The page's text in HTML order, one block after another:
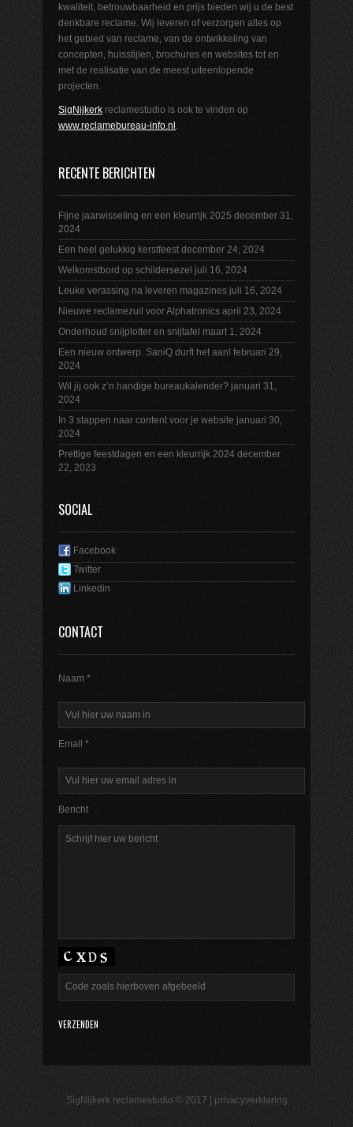
kwaliteit, betrouwbaarheid en prijs bieden wij u de best
denkbare reclame. Wij leveren of verzorgen alles op
het gebied van reclame, van de ontwikkeling van
concepten, huisstijlen, brochures en websites tot en
met de realisatie van de meest uiteenlopende
projecten.
SigNijkerk reclamestudio is ook te vinden op
www.reclamebureau-info.nl
RECENTE BERICHTEN
Fijne jaarwisseling en een kleurrijk 2025 december 31,
2024
Een heel gelukkig kerstfeest december 24, 2024
Welkomstbord op schildersezel juli 16, 2024
Leuke verassing na leveren magazines juli 16, 2024
Nieuwe reclamezuil voor Alphatronics april 23, 2024
Onderhoud snijplotter en snijtafel maart 1, 2024
Een nieuw ontwerp. SaniQ durft het aan! februari 29,
2024
Wil jij ook z’n handige bureaukalender? januari 31,
2024
In 3 stappen naar content voor je website januari 30,
2024
Prettige feestdagen en een kleurrijk 2024 december
22, 2023
SOCIAL
Facebook
Twitter
Linkedin
CONTACT
Naam *
Email *
Bericht
SigNijkerk reclamestudio © 2017 | privacyverklaring